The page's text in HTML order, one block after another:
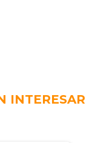
INTERESAR